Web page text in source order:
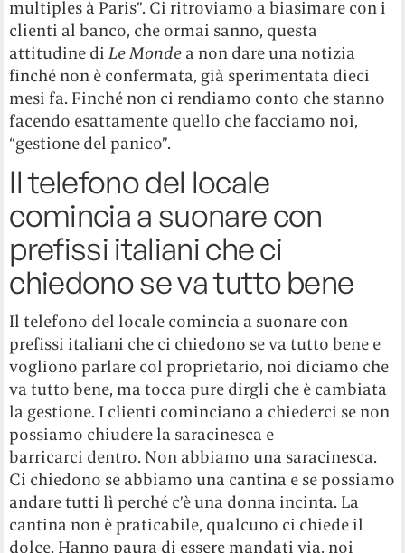
multiples à Paris”. Ci ritroviamo a biasimare con i
clienti al banco, che ormai sanno, questa
attitudine di Le Monde a non dare una notizia
finché non è confermata, già sperimentata dieci
mesi fa. Finché non ci rendiamo conto che stanno
facendo esattamente quello che facciamo noi,
“gestione del panico”.
Il telefono del locale
comincia a suonare con
prefissi italiani che ci
chiedono se va tutto bene
Il telefono del locale comincia a suonare con
prefissi italiani che ci chiedono se va tutto bene e
vogliono parlare col proprietario, noi diciamo che
va tutto bene, ma tocca pure dirgli che è cambiata
la gestione. I clienti cominciano a chiederci se non
possiamo chiudere la saracinesca e
barricarci dentro. Non abbiamo una saracinesca.
Ci chiedono se abbiamo una cantina e se possiamo
andare tutti lì perché c’è una donna incinta. La
cantina non è praticabile, qualcuno ci chiede il
dolce. Hanno paura di essere mandati via, noi